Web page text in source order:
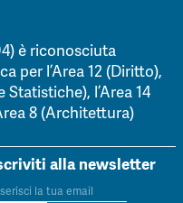
è riconosciuta
per l’Area 12 (Diritto),
l’Area 14
8 (Architettura)
alla newsletter